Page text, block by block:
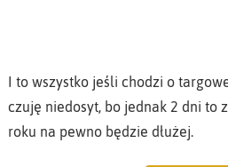
I to wszystko jeśli chodzi o
czuję niedosyt, bo jednak 2 dni to
roku na pewno będzie dłużej.